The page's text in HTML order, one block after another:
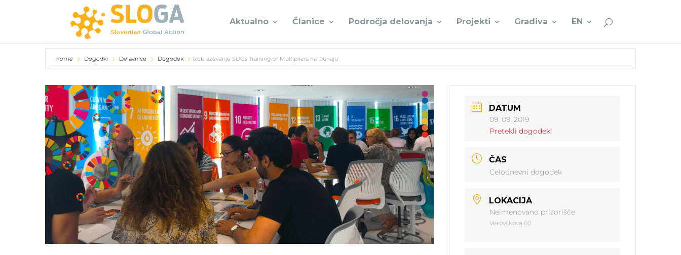
Aktualno Članice Področja delovanja Projekti Gradiva EN
Home Dogodki Delavnice Dogodek Izobraževanje SDGs Training of Multipliers na Dunaju
DATUM
09. 09. 2019
Pretekli dogodek!
ČAS
Celodnevni dogodek
LOKACIJA
Neimenovano prizorišče
Verovškova 60